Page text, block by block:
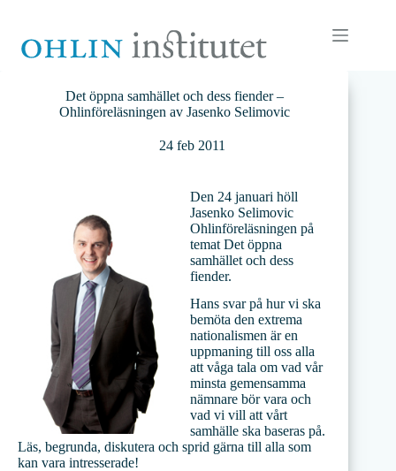
innehåll
Det öppna samhället och dess fiender –
Ohlinföreläsningen av Jasenko Selimovic
24 feb 2011
Den 24 januari höll
Jasenko Selimovic
Ohlinföreläsningen på
temat Det öppna
samhället och dess
fiender.
Hans svar på hur vi ska
bemöta den extrema
nationalismen är en
uppmaning till oss alla
att våga tala om vad vår
minsta gemensamma
nämnare bör vara och
vad vi vill att vårt
samhälle ska baseras på.
Läs, begrunda, diskutera och sprid gärna till alla som
kan vara intresserade!